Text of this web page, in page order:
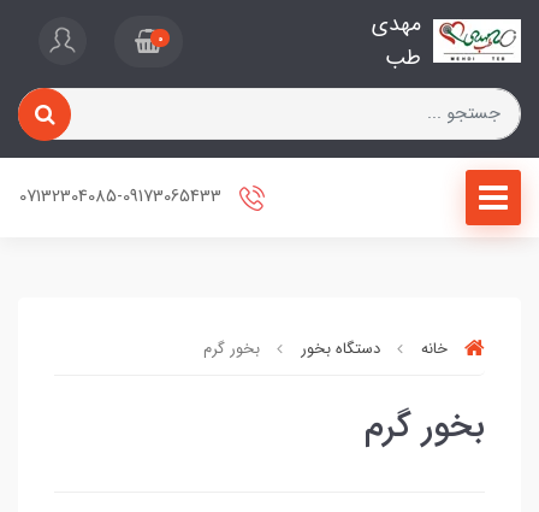
مهدی
طب
0
خانه دستگاه بخور بخور گرم
بخور گرم